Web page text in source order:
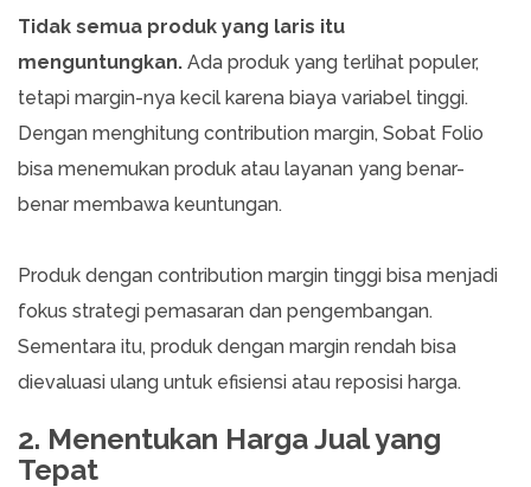
Tidak semua produk yang laris itu
menguntungkan. Ada produk yang terlihat populer,
tetapi margin-nya kecil karena biaya variabel tinggi.
Dengan menghitung contribution margin, Sobat Folio
bisa menemukan produk atau layanan yang benar-
benar membawa keuntungan.
Produk dengan contribution margin tinggi bisa menjadi
fokus strategi pemasaran dan pengembangan.
Sementara itu, produk dengan margin rendah bisa
dievaluasi ulang untuk efisiensi atau reposisi harga.
2. Menentukan Harga Jual yang
Tepat